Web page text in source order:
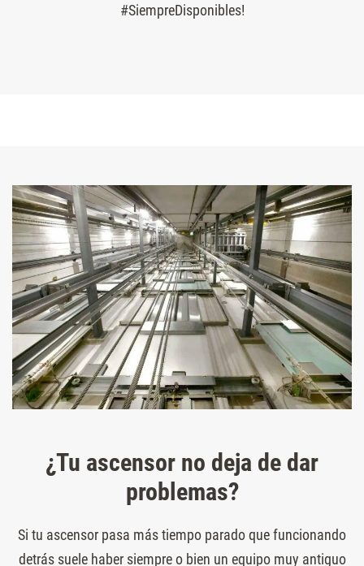
#SiempreDisponibles!
¿Tu ascensor no deja de dar
problemas?
Si tu ascensor pasa más tiempo parado que funcionando
detrás suele haber siempre o bien un equipo muy antiguo